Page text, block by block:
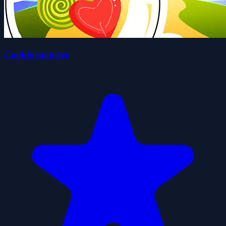
Cookie monster